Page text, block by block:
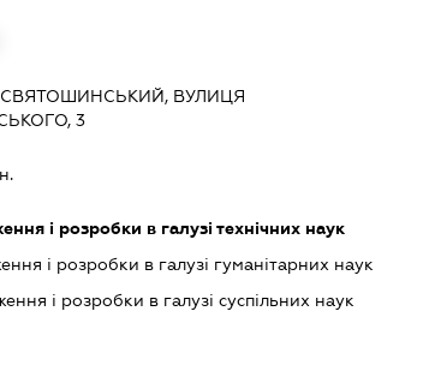
СВЯТОШИНСЬКИЙ, ВУЛИЦЯ
3
і розробки в галузі технічних наук
і розробки в галузі гуманітарних наук
і розробки в галузі суспільних наук